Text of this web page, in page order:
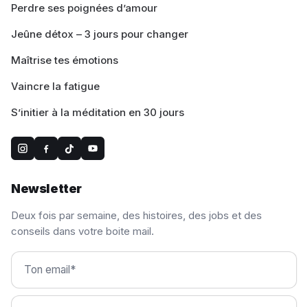
Perdre ses poignées d’amour
Jeûne détox – 3 jours pour changer
Maîtrise tes émotions
Vaincre la fatigue
S’initier à la méditation en 30 jours
Newsletter
Deux fois par semaine, des histoires, des jobs et des
conseils dans votre boite mail.